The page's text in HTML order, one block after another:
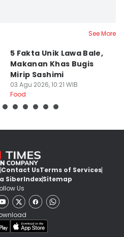
See More
5 Fakta Unik Lawa Bale,
Makanan Khas Bugis
Mirip Sashimi
03 Agu 2026, 10:21 WIB
Food
Contact UsTerms of Services
SiberIndexSitemap
Us